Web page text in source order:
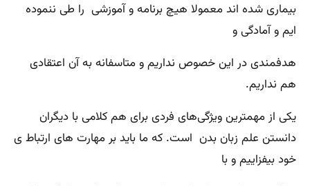
بیماری شده اند معمولا هیچ برنامه و آموزشی را طی ننموده
ایم و آمادگی و
هدفمندی در این خصوص نداریم و متاسفانه به آن اعتقادی
هم نداریم.
یکی از مهمترین ویژگی‌های فردی برای هم کلامی با دیگران
دانستن علم زبان بدن است. که ما باید بر مهارت های ارتباط ی
خود بیفزاییم و با